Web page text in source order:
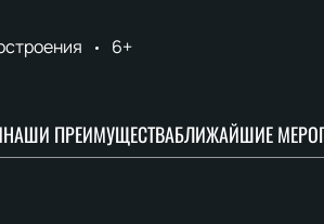
6+
НАШИ ПРЕИМУЩЕСТВАБЛИЖАЙШИЕ